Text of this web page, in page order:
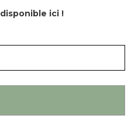
disponible ici !